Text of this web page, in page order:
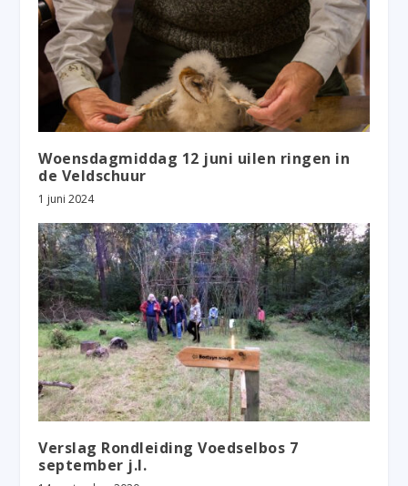
Woensdagmiddag 12 juni uilen ringen in
de Veldschuur
1 juni 2024
Verslag Rondleiding Voedselbos 7
september j.l.